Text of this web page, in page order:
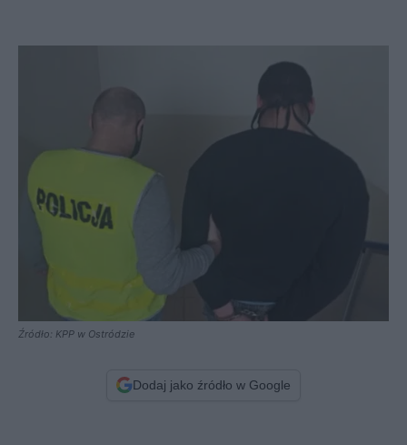
Źródło: KPP w Ostródzie
Dodaj jako źródło w Google